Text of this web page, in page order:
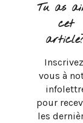
Tu as
cet
vous à
pour
les